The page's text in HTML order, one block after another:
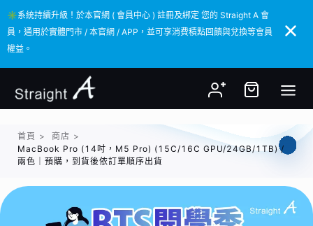
✳️系統持續升級！於本官網 ( 會員中心 ) 註冊及綁定 您的 Straight A 會
員，通用於實體門市 / 本官網 / APP，並可享消費積點回饋與兌換等會員
權益。
✳️系統持續升級！於本官網 ( 會員中心 ) 註冊及綁定 您的 Straight A 會
員，通用於實體門市 / 本官網 / APP，並可享消費積點回饋與兌換等會員
權益。
首頁 > 商店 >
MacBook Pro (14吋，M5 Pro) (15C/16C GPU/24GB/1TB) /
兩色｜預購，到貨後依訂單順序出貨